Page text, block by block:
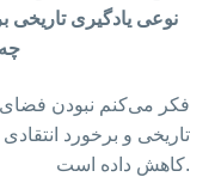
نوعی یادگیری تاریخی
فکر می‌کنم نبودن
تاریخی و برخورد
کاهش داده است.